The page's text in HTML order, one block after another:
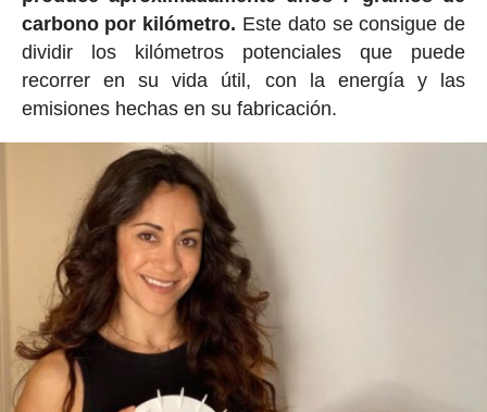
carbono por kilómetro. Este dato se consigue de
dividir los kilómetros potenciales que puede
recorrer en su vida útil, con la energía y las
emisiones hechas en su fabricación.